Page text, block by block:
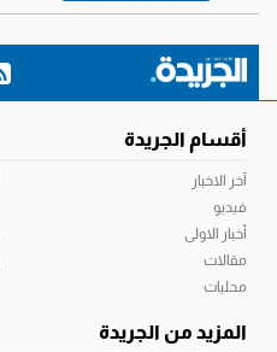
أقسام الجريدة
آخر الاخبار
فيديو
أخبار الاولى
مقالات
محليات
المزيد من الجريدة